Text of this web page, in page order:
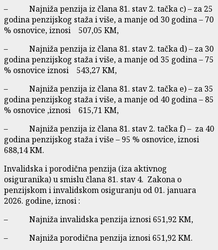
– Najniža penzija iz člana 81. stav 2. tačka c) – za 25
godina penzijskog staža i više, a manje od 30 godina – 70
% osnovice, iznosi 507,05 KM,
– Najniža penzija iz člana 81. stav 2. tačka d) – za 30
godina penzijskog staža i više, a manje od 35 godina – 75
% osnovice iznosi 543,27 KM,
– Najniža penzija iz člana 81. stav 2. tačka e) – za 35
godina penzijskog staža i više, a manje od 40 godina – 85
% osnovice ,iznosi 615,71 KM,
– Najniža penzija iz člana 81. stav 2. tačka f) – za 40
godina penzijskog staža i više – 95 % osnovice, iznosi
688,14 KM.
Invalidska i porodična penzija (iza aktivnog
osiguranika) u smislu člana 81. stav 4. Zakona o
penzijskom i invalidskom osiguranju od 01. januara
2026. godine, iznosi :
– Najniža invalidska penzija iznosi 651,92 KM,
– Najniža porodična penzija iznosi 651,92 KM.